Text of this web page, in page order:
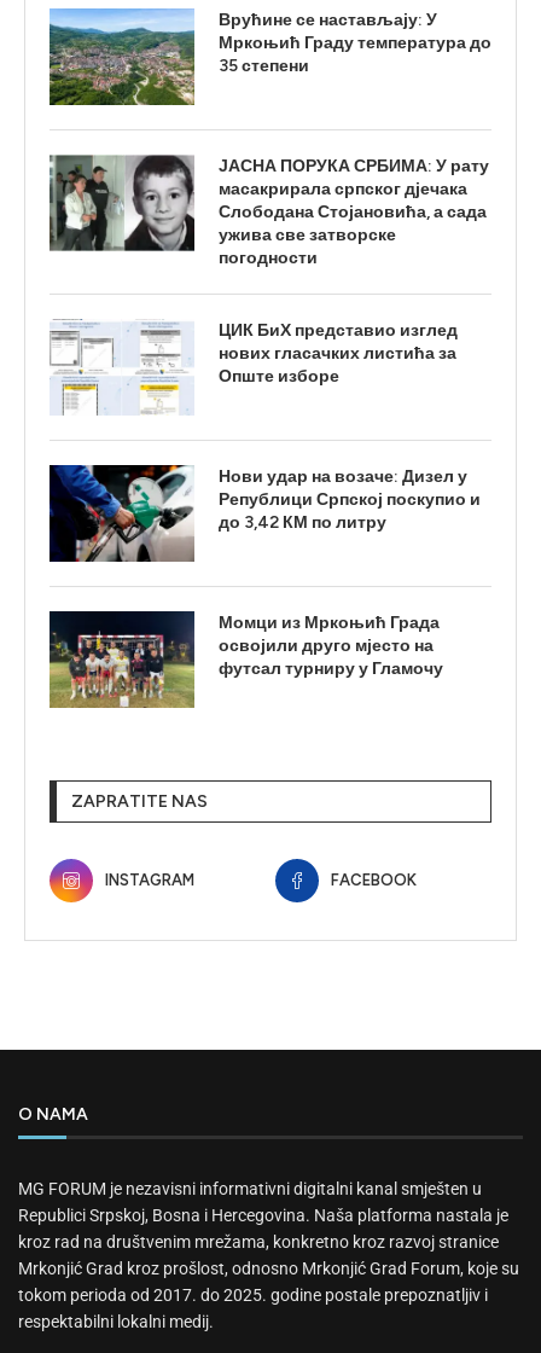
Врућине се настављају: У
Мркоњић Граду температура до
35 степени
ЈАСНА ПОРУКА СРБИМА: У рату
масакрирала српског дјечака
Слободана Стојановића, а сада
ужива све затворске
погодности
ЦИК БиХ представио изглед
нових гласачких листића за
Опште изборе
Нови удар на возаче: Дизел у
Републици Српској поскупио и
до 3,42 КМ по литру
Момци из Мркоњић Града
освојили друго мјесто на
футсал турниру у Гламочу
ZAPRATITE NAS
INSTAGRAM FACEBOOK
O NAMA
MG FORUM je nezavisni informativni digitalni kanal smješten u
Republici Srpskoj, Bosna i Hercegovina. Naša platforma nastala je
kroz rad na društvenim mrežama, konkretno kroz razvoj stranice
Mrkonjić Grad kroz prošlost, odnosno Mrkonjić Grad Forum, koje su
tokom perioda od 2017. do 2025. godine postale prepoznatljiv i
respektabilni lokalni medij.